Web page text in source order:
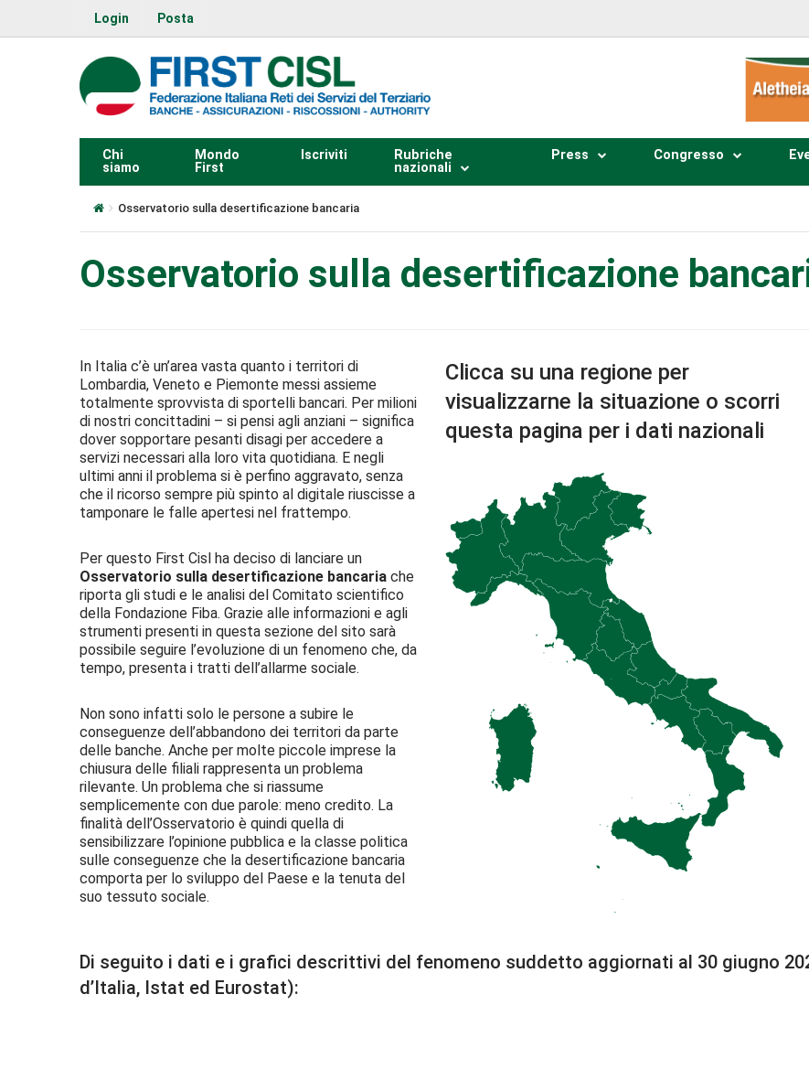
Login Posta
Chi
siamo
Mondo
First
Iscriviti
Rubriche
nazionali
Press Congresso
Osservatorio sulla desertificazione bancaria
Osservatorio sulla desertificazione
In Italia c’è un’area vasta quanto i territori di
Lombardia, Veneto e Piemonte messi assieme
totalmente sprovvista di sportelli bancari. Per milioni
di nostri concittadini – si pensi agli anziani – significa
dover sopportare pesanti disagi per accedere a
servizi necessari alla loro vita quotidiana. E negli
ultimi anni il problema si è perfino aggravato, senza
che il ricorso sempre più spinto al digitale riuscisse a
tamponare le falle apertesi nel frattempo.
Per questo First Cisl ha deciso di lanciare un
Osservatorio sulla desertificazione bancaria che
riporta gli studi e le analisi del Comitato scientifico
della Fondazione Fiba. Grazie alle informazioni e agli
strumenti presenti in questa sezione del sito sarà
possibile seguire l’evoluzione di un fenomeno che, da
tempo, presenta i tratti dell’allarme sociale.
Non sono infatti solo le persone a subire le
conseguenze dell’abbandono dei territori da parte
delle banche. Anche per molte piccole imprese la
chiusura delle filiali rappresenta un problema
rilevante. Un problema che si riassume
semplicemente con due parole: meno credito. La
finalità dell’Osservatorio è quindi quella di
sensibilizzare l’opinione pubblica e la classe politica
sulle conseguenze che la desertificazione bancaria
comporta per lo sviluppo del Paese e la tenuta del
suo tessuto sociale.
Clicca su una regione per
visualizzarne la situazione o scorri
questa pagina per i dati nazionali
Di seguito i dati e i grafici descrittivi del fenomeno suddetto aggiornati al 30 giugno
d’Italia, Istat ed Eurostat):